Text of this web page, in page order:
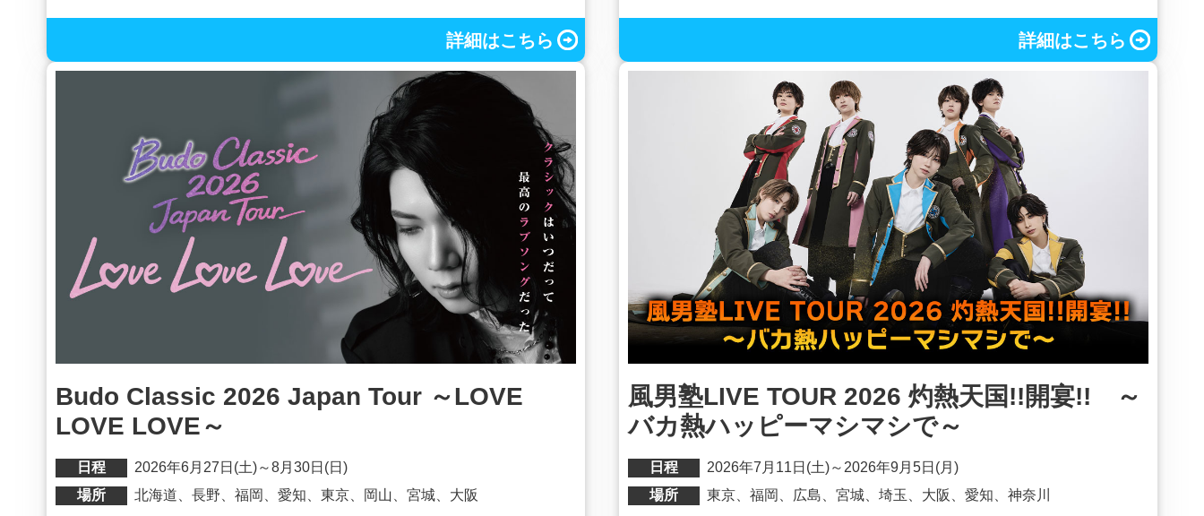
詳細はこちら 詳細はこちら
Budo Classic 2026 Japan Tour ～LOVE
LOVE LOVE～
日程
2026年6月27日(土)～8月30日(日)
場所
北海道、長野、福岡、愛知、東京、岡山、宮城、大阪
風男塾LIVE TOUR 2026 灼熱天国!!開宴!! ～
バカ熱ハッピーマシマシで～
日程
2026年7月11日(土)～2026年9月5日(月)
場所
東京、福岡、広島、宮城、埼玉、大阪、愛知、神奈川